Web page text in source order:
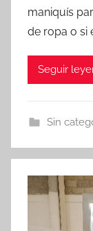
maniquís
de ropa o si
Seguir
Sin